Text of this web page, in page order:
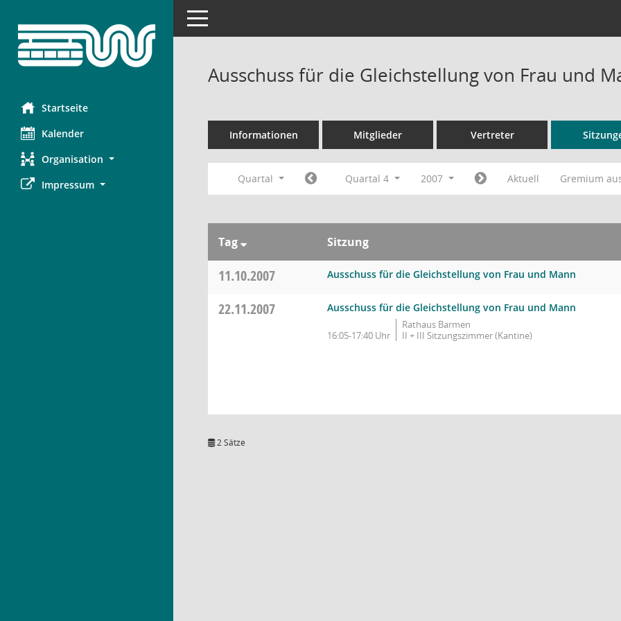
Startseite
Kalender
Organisation
Impressum
Toggle navigation
Ausschuss für die Gleichstellung von Frau und
Informationen Mitglieder Vertreter
Quartal Quartal 4 2007 Aktuell Gremium
Tag Sitzung
11.10.2007 Ausschuss für die Gleichstellung von Frau und Mann
22.11.2007 Ausschuss für die Gleichstellung von Frau und Mann
16:05-17:40 Uhr
Rathaus Barmen
II + III Sitzungszimmer (Kantine)
2 Sätze